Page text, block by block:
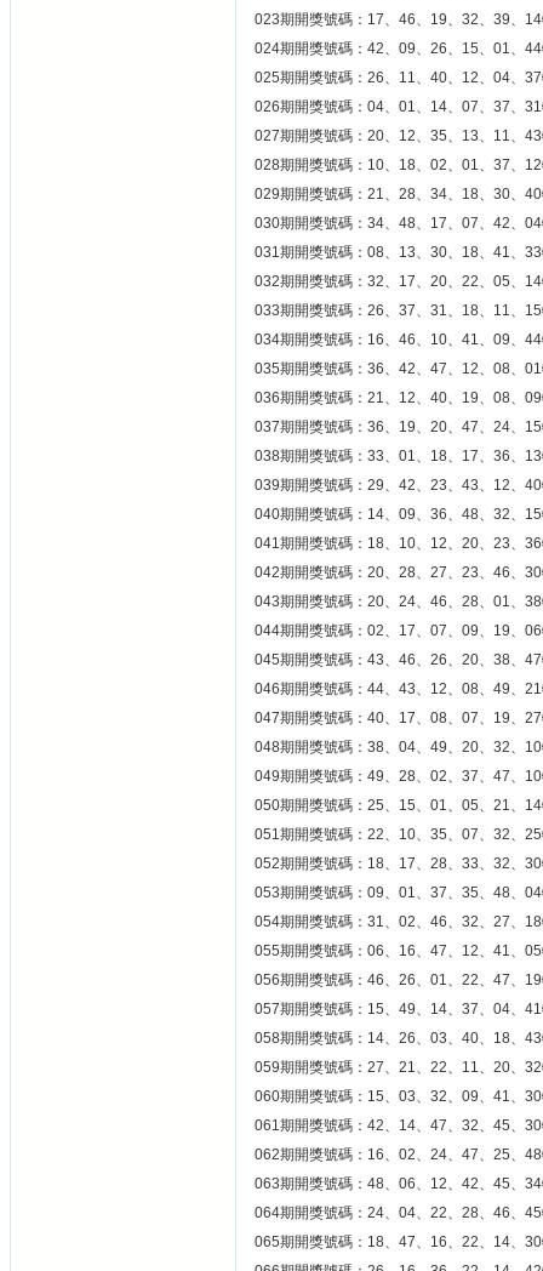
023期開獎號碼：17、46、19、32、39、
024期開獎號碼：42、09、26、15、01、
025期開獎號碼：26、11、40、12、04、
026期開獎號碼：04、01、14、07、37、
027期開獎號碼：20、12、35、13、11、
028期開獎號碼：10、18、02、01、37、
029期開獎號碼：21、28、34、18、30、
030期開獎號碼：34、48、17、07、42、
031期開獎號碼：08、13、30、18、41、
032期開獎號碼：32、17、20、22、05、
033期開獎號碼：26、37、31、18、11、
034期開獎號碼：16、46、10、41、09、
035期開獎號碼：36、42、47、12、08、
036期開獎號碼：21、12、40、19、08、
037期開獎號碼：36、19、20、47、24、
038期開獎號碼：33、01、18、17、36、
039期開獎號碼：29、42、23、43、12、
040期開獎號碼：14、09、36、48、32、
041期開獎號碼：18、10、12、20、23、
042期開獎號碼：20、28、27、23、46、
043期開獎號碼：20、24、46、28、01、
044期開獎號碼：02、17、07、09、19、
045期開獎號碼：43、46、26、20、38、
046期開獎號碼：44、43、12、08、49、
047期開獎號碼：40、17、08、07、19、
048期開獎號碼：38、04、49、20、32、
049期開獎號碼：49、28、02、37、47、
050期開獎號碼：25、15、01、05、21、
051期開獎號碼：22、10、35、07、32、
052期開獎號碼：18、17、28、33、32、
053期開獎號碼：09、01、37、35、48、
054期開獎號碼：31、02、46、32、27、
055期開獎號碼：06、16、47、12、41、
056期開獎號碼：46、26、01、22、47、
057期開獎號碼：15、49、14、37、04、
058期開獎號碼：14、26、03、40、18、
059期開獎號碼：27、21、22、11、20、
060期開獎號碼：15、03、32、09、41、
061期開獎號碼：42、14、47、32、45、
062期開獎號碼：16、02、24、47、25、
063期開獎號碼：48、06、12、42、45、
064期開獎號碼：24、04、22、28、46、
065期開獎號碼：18、47、16、22、14、